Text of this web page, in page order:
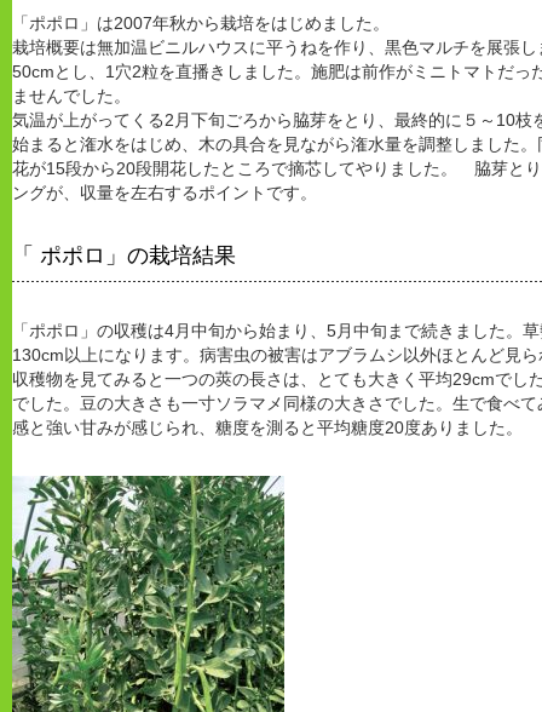
「ポポロ」は2007年秋から栽培をはじめました。
栽培概要は無加温ビニルハウスに平うねを作り、黒色マルチを展張
50cmとし、1穴2粒を直播きしました。施肥は前作がミニトマトだっ
ませんでした。
気温が上がってくる2月下旬ごろから脇芽をとり、最終的に５～10
始まると潅水をはじめ、木の具合を見ながら潅水量を調整しました
花が15段から20段開花したところで摘芯してやりました。 脇芽と
ングが、収量を左右するポイントです。
「 ポポロ」の栽培結果
「ポポロ」の収穫は4月中旬から始まり、5月中旬まで続きました。
130cm以上になります。病害虫の被害はアブラムシ以外ほとんど見
収穫物を見てみると一つの莢の長さは、とても大きく平均29cmでし
でした。豆の大きさも一寸ソラマメ同様の大きさでした。生で食べ
感と強い甘みが感じられ、糖度を測ると平均糖度20度ありました。